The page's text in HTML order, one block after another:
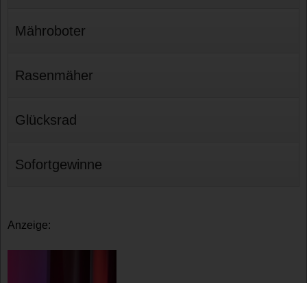
Mähroboter
Rasenmäher
Glücksrad
Sofortgewinne
Anzeige: